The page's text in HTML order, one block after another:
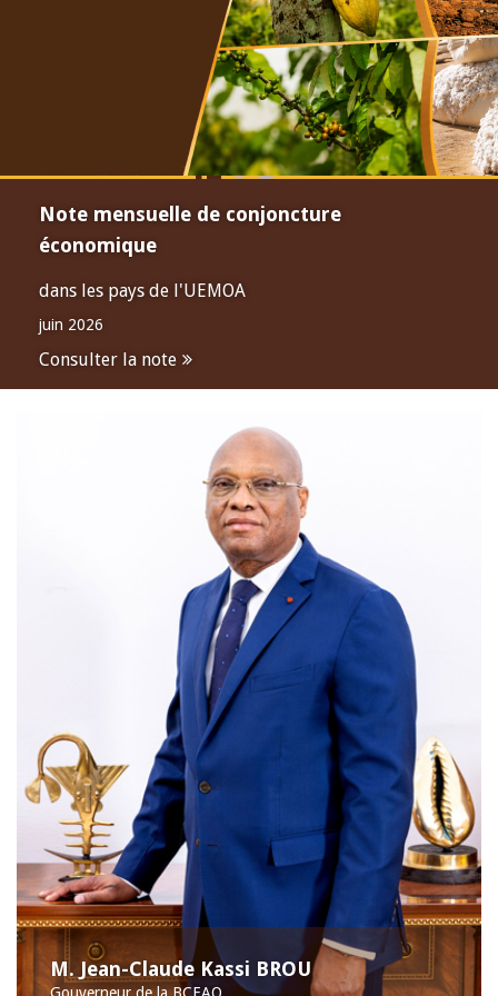
Note mensuelle de conjoncture
économique
dans les pays de l'UEMOA
juin 2026
Consulter la note
M. Jean-Claude Kassi BROU